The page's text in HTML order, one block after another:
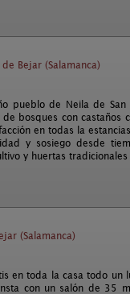
Bejar (Salamanca)
pueblo de Neila de San
bosques con castaños
en todas la
y sosiego desde
y huertas tradicionales
(Salamanca)
en toda la casa todo un
con un salón de 35